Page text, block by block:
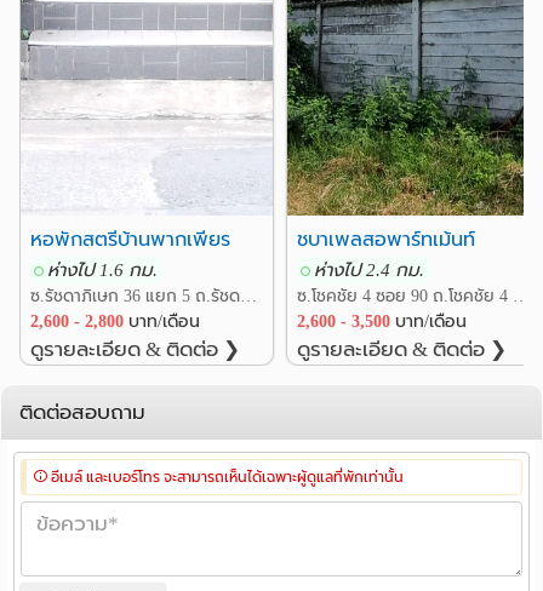
แยกรัชดา ลาดพร้าว 0.8 กม.
ศาลอาญา ถนนรัชดา 1.1 กม.
การบินไทย สำนักงานใหญ่ 2.2 กม.
ตึกช้าง 2.4 กม. ห้าแยกลาดพร้าว 2.4 กม.
บริษัทจัดการและพัฒนาทรัพยากรน้ำภาคตะวันออก จำกัด
(มหาชน)
2.5 กม.
หอพักสตรีบ้านพากเพียร
ห่างไป 1.6 กม.
ซ.รัชดาภิเษก 36 แยก 5 ถ.รัชดาภิเษก แขวงจันทรเกษม เขตจตุจักร กรุงเทพ
2,600 - 2,800 บาท/เดือน
ดูรายละเอียด & ติดต่อ ❯
ชบาเพลสอพาร์ทเม้นท์
ห่างไป 2.4 กม.
ซ.โชคชัย 4 ซอย 90 ถ.โชคชัย 4 แขวงลาดพร้าว เขตลาดพร้าว กรุงเทพ
2,600 - 3,500 บาท/เดือน
ดูรายละเอียด & ติดต่อ ❯
ติดต่อสอบถาม
อีเมล์ และเบอร์โทร จะสามารถเห็นได้เฉพาะผู้ดูแลที่พักเท่านั้น